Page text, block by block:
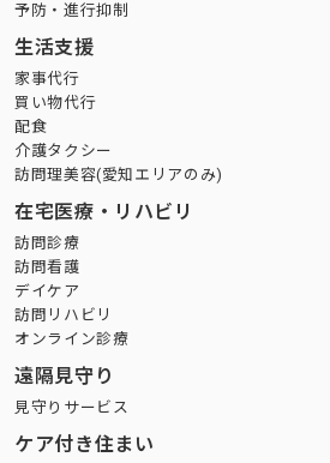
予防・進行抑制
生活支援
家事代行
買い物代行
配食
介護タクシー
訪問理美容(愛知エリアのみ)
在宅医療・リハビリ
訪問診療
訪問看護
デイケア
訪問リハビリ
オンライン診療
遠隔見守り
見守りサービス
ケア付き住まい